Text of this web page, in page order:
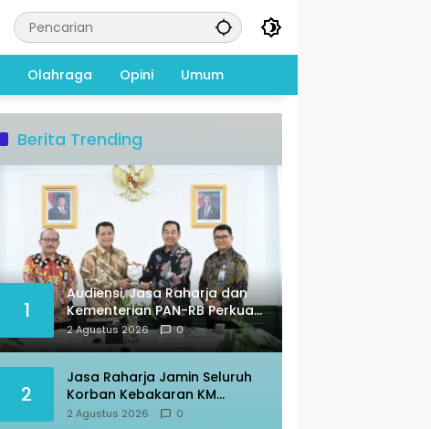
Olahraga Opini Umum
Berita Trending
1
Audiensi, Jasa Raharja dan
Kementerian PAN-RB Perkuat
Koordinasi
2 Agustus 2026 0
2
Jasa Raharja Jamin Seluruh
Korban Kebakaran KM
Mutiara Sentosa II
2 Agustus 2026 0